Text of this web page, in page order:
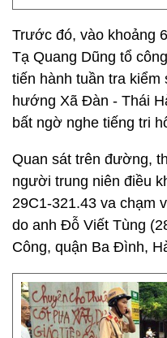
Trước đó, vào khoảng
Tạ Quang Dũng tổ
tiến hành tuần tra
hướng Xã Đàn - Thái
bất ngờ nghe tiếng tri
Quan sát trên đường,
người trung niên điều
29C1-321.43 va chạm
do anh Đỗ Viết Tùng
Công, quận Ba Đình,